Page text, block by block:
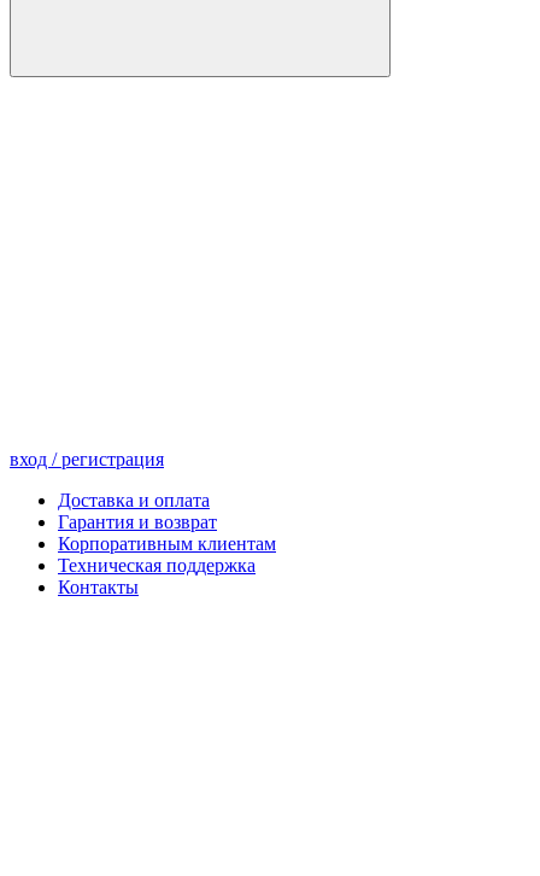
вход / регистрация
Доставка и оплата
Гарантия и возврат
Корпоративным клиентам
Техническая поддержка
Контакты